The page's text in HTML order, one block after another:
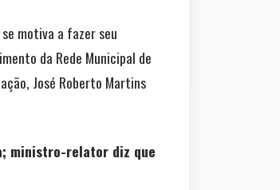
motiva a fazer seu
da Rede Municipal de
José Roberto Martins
ministro-relator diz que